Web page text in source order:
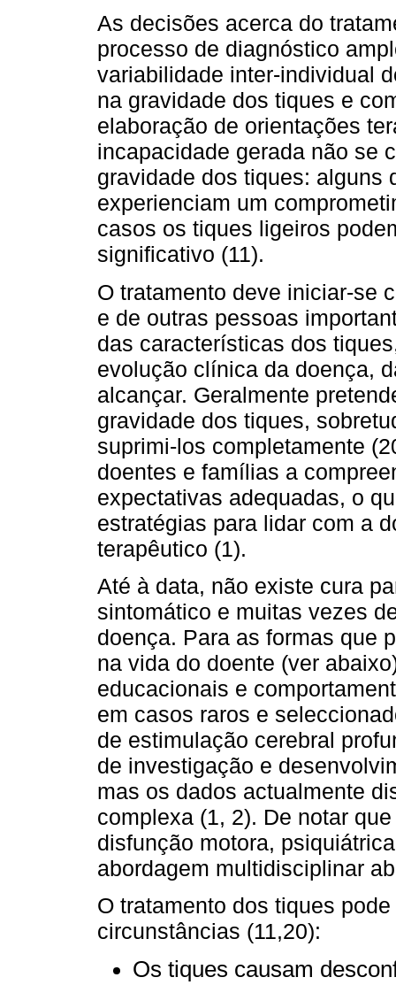
As decisões acerca do
processo de diagnóstico
variabilidade inter-individual
na gravidade dos tiques e
elaboração de orientações
incapacidade gerada não se
gravidade dos tiques: alguns
experienciam um
casos os tiques ligeiros
significativo (11).
O tratamento deve iniciar-se
e de outras pessoas
das características dos
evolução clínica da doença,
alcançar. Geralmente
gravidade dos tiques,
suprimi-los completamente
doentes e famílias a
expectativas adequadas, o
estratégias para lidar com a
terapêutico (1).
Até à data, não existe cura
sintomático e muitas vezes
doença. Para as formas que
na vida do doente (ver
educacionais e
em casos raros e
de estimulação cerebral
de investigação e
mas os dados actualmente
complexa (1, 2). De notar
disfunção motora,
abordagem multidisciplinar
O tratamento dos tiques
circunstâncias (11,20):
Os tiques causam